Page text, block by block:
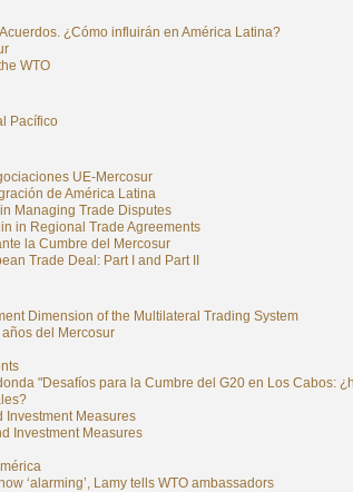
¿Cómo influirán en América Latina?
WTO
Pacífico
UE-Mercosur
de América Latina
Managing Trade Disputes
in Regional Trade Agreements
la Cumbre del Mercosur
Trade Deal: Part I and Part II
Dimension of the Multilateral Trading System
del Mercosur
"Desafíos para la Cumbre del G20 en Los Cabos:
Investment Measures
Investment Measures
‘alarming’, Lamy tells WTO ambassadors